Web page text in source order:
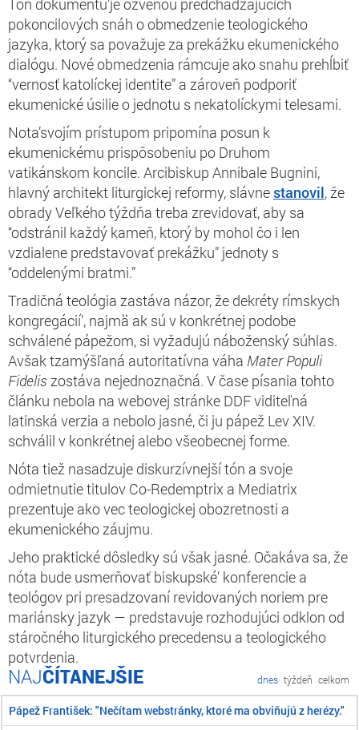
Tón dokumentu’je ozvenou predchádzajúcich
pokoncilových snáh o obmedzenie teologického
jazyka, ktorý sa považuje za prekážku ekumenického
dialógu. Nové obmedzenia rámcuje ako snahu prehĺbiť
“vernosť katolíckej identite” a zároveň podporiť
ekumenické úsilie o jednotu s nekatolíckymi telesami.
Nota’svojím prístupom pripomína posun k
ekumenickému prispôsobeniu po Druhom
vatikánskom koncile. Arcibiskup Annibale Bugnini,
hlavný architekt liturgickej reformy, slávnestanovil, že
obrady Veľkého týždňa treba zrevidovať, aby sa
“odstránil každý kameň, ktorý by mohol čo i len
vzdialene predstavovať prekážku” jednoty s
“oddelenými bratmi.”
Tradičná teológia zastáva názor, že dekréty rímskych
kongregácií’, najmä ak sú v konkrétnej podobe
schválené pápežom, si vyžadujú náboženský súhlas.
Avšak tzamýšľaná autoritatívna váha Mater Populi
Fidelis zostáva nejednoznačná. V čase písania tohto
článku nebola na webovej stránke DDF viditeľná
latinská verzia a nebolo jasné, či ju pápež Lev XIV.
schválil v konkrétnej alebo všeobecnej forme.
Nóta tiež nasadzuje diskurzívnejší tón a svoje
odmietnutie titulov Co-Redemptrix a Mediatrix
prezentuje ako vec teologickej obozretnosti a
ekumenického záujmu.
Jeho praktické dôsledky sú však jasné. Očakáva sa, že
nóta bude usmerňovať biskupské’ konferencie a
teológov pri presadzovaní revidovaných noriem pre
mariánsky jazyk — predstavuje rozhodujúci odklon od
stáročného liturgického precedensu a teologického
potvrdenia.
ČÍTANEJŠIE dnes týždeň celkom
Pápež František: "Nečítam webstránky, ktoré ma obviňujú z herézy."